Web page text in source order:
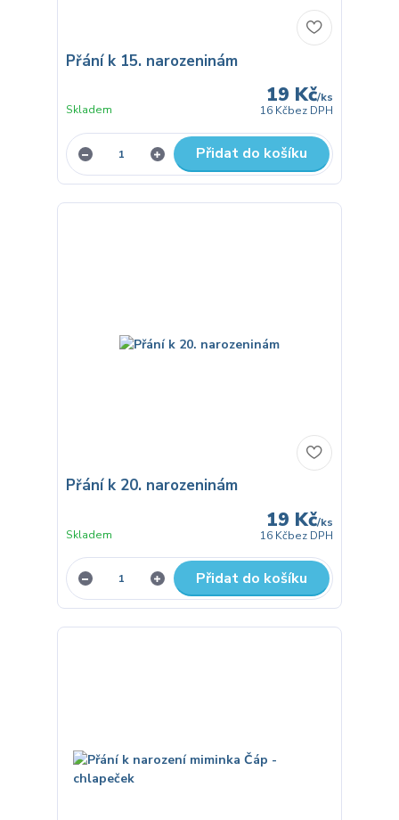
Přání k 15. narozeninám
19 Kč/ks
16 Kčbez DPH
Skladem
Přidat do košíku
Přání k 20. narozeninám
19 Kč/ks
16 Kčbez DPH
Skladem
Přidat do košíku